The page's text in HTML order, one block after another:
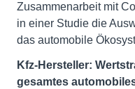
Zusammenarbeit mit
in einer Studie die
das automobile
Kfz-Hersteller:
gesamtes